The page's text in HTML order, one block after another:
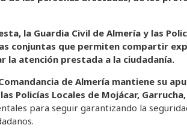
la Guardia Civil de Almería y las
conjuntas que permiten compartir
la atención prestada a la ciudadanía.
de Almería mantiene su
Policías Locales de Mojácar,
para seguir garantizando la